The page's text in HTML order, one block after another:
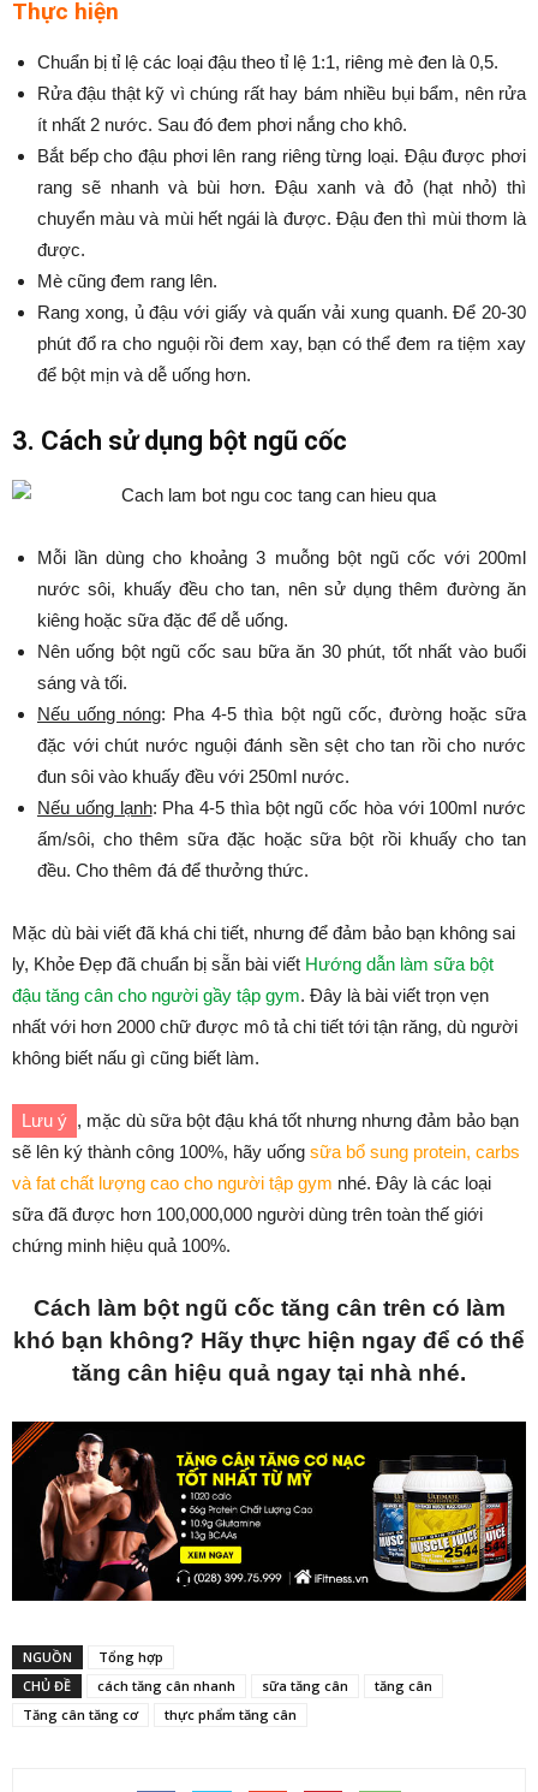
Thực hiện
Chuẩn bị tỉ lệ các loại đậu theo tỉ lệ 1:1, riêng mè đen là 0,5.
Rửa đậu thật kỹ vì chúng rất hay bám nhiều bụi bẩm, nên rửa
ít nhất 2 nước. Sau đó đem phơi nắng cho khô.
Bắt bếp cho đậu phơi lên rang riêng từng loại. Đậu được phơi
rang sẽ nhanh và bùi hơn. Đậu xanh và đỏ (hạt nhỏ) thì
chuyển màu và mùi hết ngái là được. Đậu đen thì mùi thơm là
được.
Mè cũng đem rang lên.
Rang xong, ủ đậu với giấy và quấn vải xung quanh. Để 20-30
phút đổ ra cho nguội rồi đem xay, bạn có thể đem ra tiệm xay
để bột mịn và dễ uống hơn.
3. Cách sử dụng bột ngũ cốc
Mỗi lần dùng cho khoảng 3 muỗng bột ngũ cốc với 200ml
nước sôi, khuấy đều cho tan, nên sử dụng thêm đường ăn
kiêng hoặc sữa đặc để dễ uống.
Nên uống bột ngũ cốc sau bữa ăn 30 phút, tốt nhất vào buổi
sáng và tối.
Nếu uống nóng: Pha 4-5 thìa bột ngũ cốc, đường hoặc sữa
đặc với chút nước nguội đánh sền sệt cho tan rồi cho nước
đun sôi vào khuấy đều với 250ml nước.
Nếu uống lạnh: Pha 4-5 thìa bột ngũ cốc hòa với 100ml nước
ấm/sôi, cho thêm sữa đặc hoặc sữa bột rồi khuấy cho tan
đều. Cho thêm đá để thưởng thức.
Mặc dù bài viết đã khá chi tiết, nhưng để đảm bảo bạn không sai
ly, Khỏe Đẹp đã chuẩn bị sẵn bài viết Hướng dẫn làm sữa bột
đậu tăng cân cho người gầy tập gym. Đây là bài viết trọn vẹn
nhất với hơn 2000 chữ được mô tả chi tiết tới tận răng, dù người
không biết nấu gì cũng biết làm.
Lưu ý , mặc dù sữa bột đậu khá tốt nhưng nhưng đảm bảo bạn
sẽ lên ký thành công 100%, hãy uống sữa bổ sung protein, carbs
và fat chất lượng cao cho người tập gym nhé. Đây là các loại
sữa đã được hơn 100,000,000 người dùng trên toàn thế giới
chứng minh hiệu quả 100%.
Cách làm bột ngũ cốc tăng cân trên có làm
khó bạn không? Hãy thực hiện ngay để có thể
tăng cân hiệu quả ngay tại nhà nhé.
NGUỒN
Tổng hợp
CHỦ ĐỀ
cách tăng cân nhanh sữa tăng cân
tăng cân
Tăng cân tăng cơ
thực phẩm tăng cân